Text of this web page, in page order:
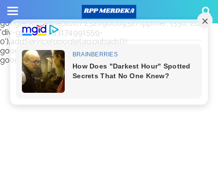
window.googletag = window.googletag || {cmd: []};
googletag.cmd.push(function() {
googletag.defineSlot('/23209888932/rppmer', [336, 280],
'div-gpt-ad-1733174991559-
0').addService(googletag.pubads());
googletag.pubads().enableSingleRequest();
googletag.enableServices(); });